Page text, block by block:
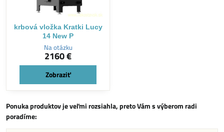
krbová vložka Kratki Lucy
14 New P
Na otázku
2160 €
Zobraziť
Ponuka produktov je veľmi rozsiahla, preto Vám s výberom radi
poradíme: